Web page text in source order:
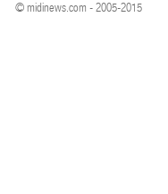
© midinews.com - 2005-2015